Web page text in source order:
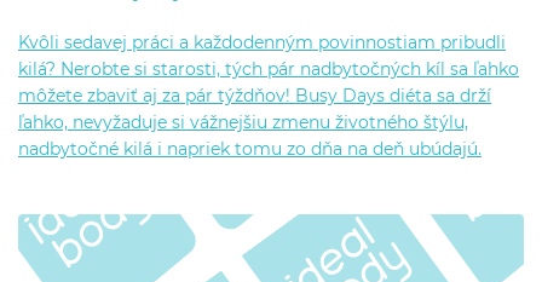
Kvôli sedavej práci a každodenným povinnostiam pribudli
kilá? Nerobte si starosti, tých pár nadbytočných kíl sa ľahko
môžete zbaviť aj za pár týždňov! Busy Days diéta sa drží
ľahko, nevyžaduje si vážnejšiu zmenu životného štýlu,
nadbytočné kilá i napriek tomu zo dňa na deň ubúdajú.